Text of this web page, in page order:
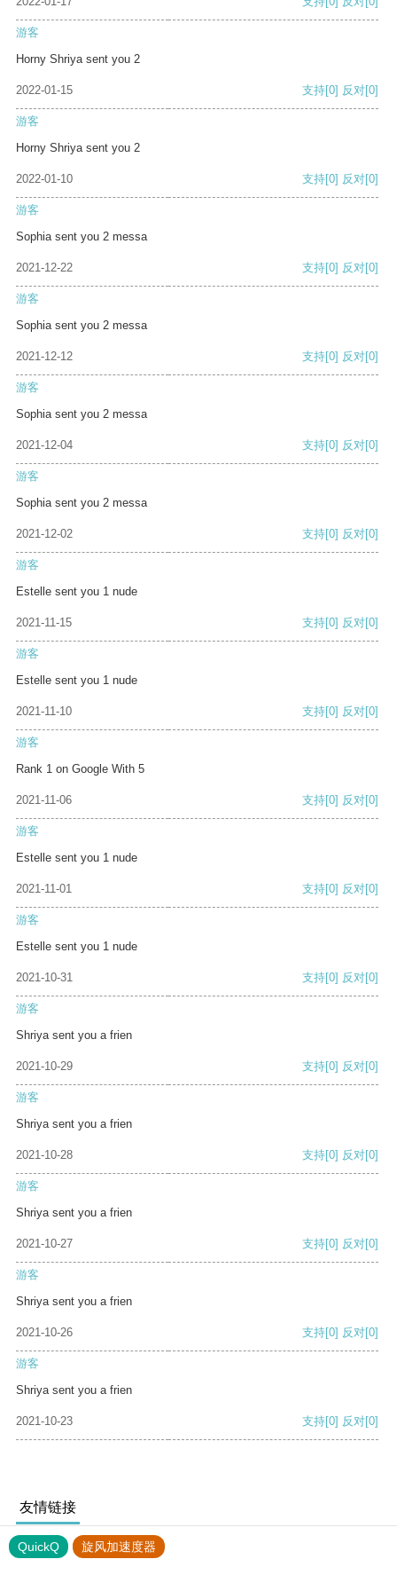
游客
Horny Shriya sent you 2
2022-01-15 支持[0] 反对[0]
游客
Horny Shriya sent you 2
2022-01-10 支持[0] 反对[0]
游客
Sophia sent you 2 messa
2021-12-22 支持[0] 反对[0]
游客
Sophia sent you 2 messa
2021-12-12 支持[0] 反对[0]
游客
Sophia sent you 2 messa
2021-12-04 支持[0] 反对[0]
游客
Sophia sent you 2 messa
2021-12-02 支持[0] 反对[0]
游客
Estelle sent you 1 nude
2021-11-15 支持[0] 反对[0]
游客
Estelle sent you 1 nude
2021-11-10 支持[0] 反对[0]
游客
Rank 1 on Google With 5
2021-11-06 支持[0] 反对[0]
游客
Estelle sent you 1 nude
2021-11-01 支持[0] 反对[0]
游客
Estelle sent you 1 nude
2021-10-31 支持[0] 反对[0]
游客
Shriya sent you a frien
2021-10-29 支持[0] 反对[0]
游客
Shriya sent you a frien
2021-10-28 支持[0] 反对[0]
游客
Shriya sent you a frien
2021-10-27 支持[0] 反对[0]
游客
Shriya sent you a frien
2021-10-26 支持[0] 反对[0]
游客
Shriya sent you a frien
2021-10-23 支持[0] 反对[0]
友情链接
QuickQ 旋风加速度器